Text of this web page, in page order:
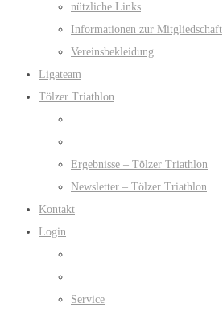
nützliche Links
Informationen zur Mitgliedschaft
Vereinsbekleidung
Ligateam
Tölzer Triathlon
Ergebnisse – Tölzer Triathlon
Newsletter – Tölzer Triathlon
Kontakt
Login
Service